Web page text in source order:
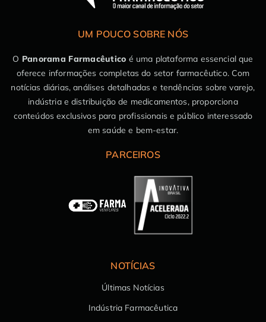
UM POUCO SOBRE NÓS
O Panorama Farmacêutico é uma plataforma essencial que
oferece informações completas do setor farmacêutico. Com
notícias diárias, análises detalhadas e tendências sobre varejo,
indústria e distribuição de medicamentos, proporciona
conteúdos exclusivos para profissionais e público interessado
em saúde e bem-estar.
PARCEIROS
NOTÍCIAS
Últimas Notícias
Indústria Farmacêutica